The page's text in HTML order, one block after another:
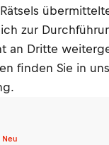
zur
an Dritte
finden Sie in
Neu